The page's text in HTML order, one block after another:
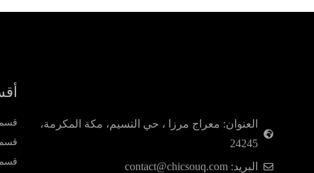
RoC
العنوان: معراج مرزا ، حي النسيم، مكة المكرمة،
24245
البريد: contact@chicsouq.com
قسم
قسم
قسم